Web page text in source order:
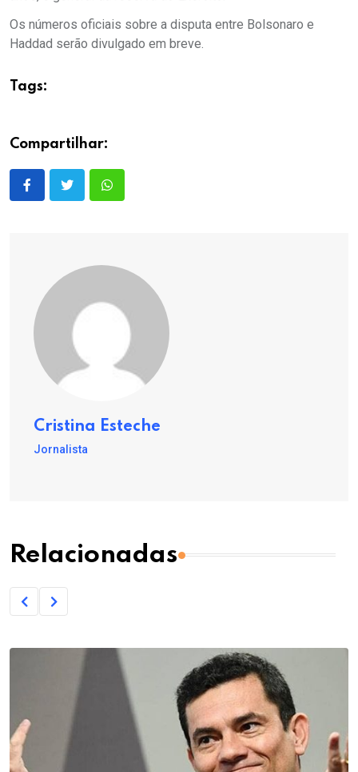
Os números oficiais sobre a disputa entre Bolsonaro e
Haddad serão divulgado em breve.
Tags:
Compartilhar:
Cristina Esteche
Jornalista
Relacionadas